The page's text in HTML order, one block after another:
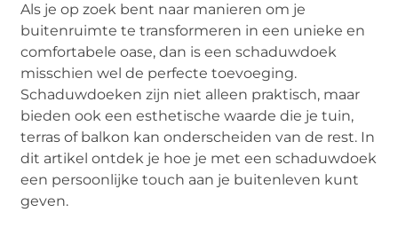
Als je op zoek bent naar manieren om je
buitenruimte te transformeren in een unieke en
comfortabele oase, dan is een schaduwdoek
misschien wel de perfecte toevoeging.
Schaduwdoeken zijn niet alleen praktisch, maar
bieden ook een esthetische waarde die je tuin,
terras of balkon kan onderscheiden van de rest. In
dit artikel ontdek je hoe je met een schaduwdoek
een persoonlijke touch aan je buitenleven kunt
geven.